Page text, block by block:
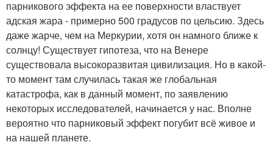
парникового эффекта на ее поверхности властвует
адская жара - примерно 500 градусов по цельсию. Здесь
даже жарче, чем на Меркурии, хотя он намного ближе к
солнцу! Существует гипотеза, что на Венере
существовала высокоразвитая цивилизация. Но в какой-
то момент там случилась такая же глобальная
катастрофа, как в данный момент, по заявлению
некоторых исследователей, начинается у нас. Вполне
вероятно что парниковый эффект погубит всё живое и
на нашей планете.